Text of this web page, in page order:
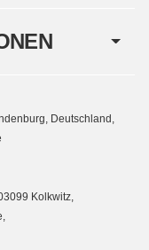
Deutschland,
Kolkwitz,